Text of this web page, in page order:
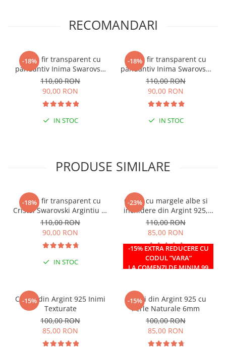
RECOMANDARI
-18%
Colier fir transparent cu
pandantiv Inima Swarovski
Transparenta Aurora
Borealis
110,00 RON
90,00 RON
IN STOC
-18%
Colier fir transparent cu
pandantiv Inima Swarovski
Rose
110,00 RON
90,00 RON
IN STOC
PRODUSE SIMILARE
-18%
Colier fir transparent cu
Cristal Swarovski Argintiu in
Caseta din Argint 925
110,00 RON
90,00 RON
IN STOC
-23%
-15% EXTRA REDUCERE CU
CODUL ”VARA”
LA COMENZI DE MINIM 99
Colier cu margele albe si
inchidere din Argint 925,
reglabil 38-41 cm
110,00 RON
85,00 RON
IN STOC
-15%
Cercei din Argint 925 Inimi
Texturate
100,00 RON
85,00 RON
-15%
Cercei din Argint 925 cu
Perle Naturale 6mm
100,00 RON
85,00 RON